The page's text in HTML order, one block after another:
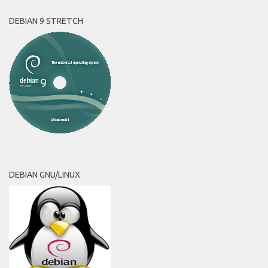
DEBIAN 9 STRETCH
DEBIAN GNU/LINUX